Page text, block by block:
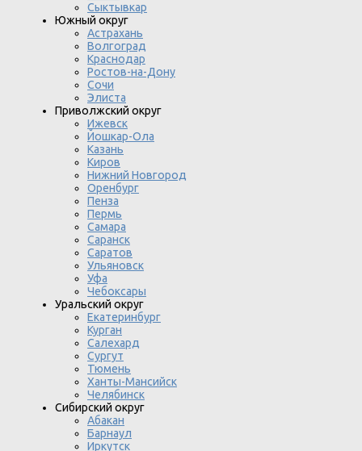
Сыктывкар
Южный округ
Астрахань
Волгоград
Краснодар
Ростов-на-Дону
Сочи
Элиста
Приволжский округ
Ижевск
Йошкар-Ола
Казань
Киров
Нижний Новгород
Оренбург
Пенза
Пермь
Самара
Саранск
Саратов
Ульяновск
Уфа
Чебоксары
Уральский округ
Екатеринбург
Курган
Салехард
Сургут
Тюмень
Ханты-Мансийск
Челябинск
Сибирский округ
Абакан
Барнаул
Иркутск